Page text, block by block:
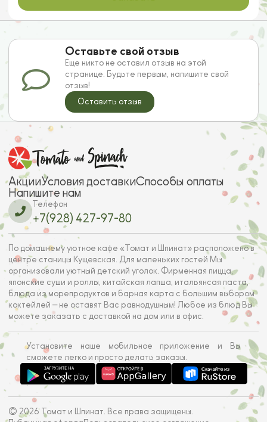
Оставьте свой отзыв
Еще никто не оставил отзыв на этой
странице. Будьте первым, напишите свой
отзыв!
Оставить отзыв
АкцииУсловия доставкиСпособы оплаты
Напишите нам
Телефон
+7(928) 427-97-80
По домашнему уютное кафе «Томат и Шпинат» расположено в
центре станицы Кущевская. Для маленьких гостей Мы
организовали уютный детский уголок. Фирменная пицца,
японские суши и роллы, китайская лапша, итальянсая паста,
блюда из морепродуктов и барная карта с большим выбором
коктейлей — не оставят Вас равнодушным! Любое из блюд Вы
можете заказать с доставкой на дом или в офис.
Установите наше мобильное приложение и Вы
сможете легко и просто делать заказы.
© 2026 Томат и Шпинат. Все права защищены.